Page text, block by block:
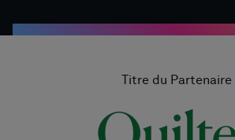
Titre du Partenaire